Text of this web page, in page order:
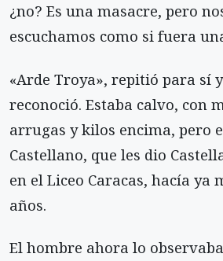
¿no? Es una masacre, pero
escuchamos como si fuera
«Arde Troya», repitió para sí
reconoció. Estaba calvo, con
arrugas y kilos encima, pero
Castellano, que les dio
en el Liceo Caracas, hacía ya
años.
El hombre ahora lo